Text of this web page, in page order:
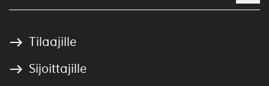
Tilaajille
Sijoittajille